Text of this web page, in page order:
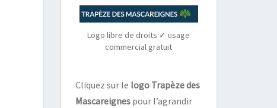
Logo libre de droits ✓ usage
commercial gratuit
Cliquez sur le logo Trapèze des
Mascareignes pour l’agrandir